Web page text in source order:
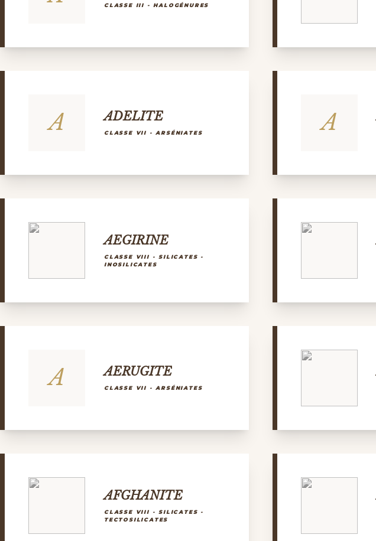
CLASSE III - HALOGÉNURES
A ADELITE
CLASSE VII - ARSÉNIATES A
AEGIRINE
CLASSE VIII - SILICATES -
INOSILICATES
A AERUGITE
CLASSE VII - ARSÉNIATES
AFGHANITE
CLASSE VIII - SILICATES -
TECTOSILICATES